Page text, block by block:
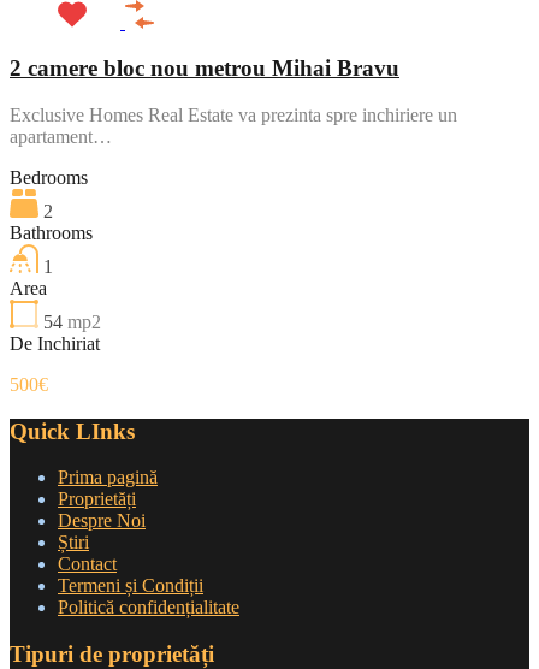
2 camere bloc nou metrou Mihai Bravu
Exclusive Homes Real Estate va prezinta spre inchiriere un
apartament…
Bedrooms
2
Bathrooms
1
Area
54 mp2
De Inchiriat
500€
Quick LInks
Prima pagină
Proprietăți
Despre Noi
Știri
Contact
Termeni și Condiții
Politică confidențialitate
Tipuri de proprietăți